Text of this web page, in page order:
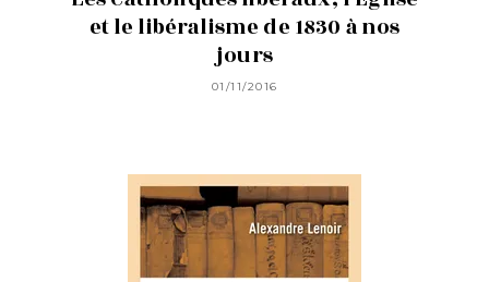
et le libéralisme de 1830 à nos
jours
01/11/2016